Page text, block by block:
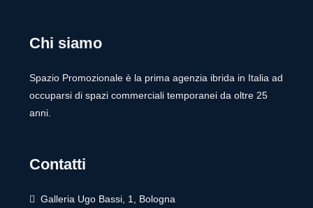
Chi siamo
Spazio Promozionale è la prima agenzia ibrida in Italia ad
occuparsi di spazi commerciali temporanei da oltre 25
anni.
Contatti
Galleria Ugo Bassi, 1, Bologna